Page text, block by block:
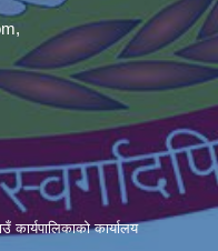
,
कार्यालय